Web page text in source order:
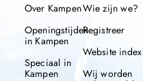
Over Kampen
Openingstijden
in Kampen
Speciaal in
Kampen
Wie zijn we?
Registreer
Website index
Wij worden